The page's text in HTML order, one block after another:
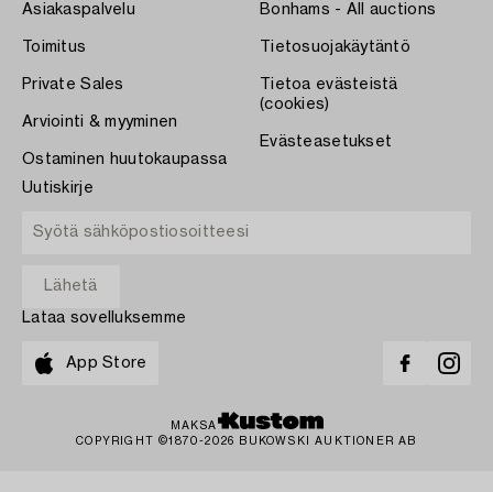
Asiakaspalvelu
Toimitus
Private Sales
Arviointi & myyminen
Ostaminen huutokaupassa
Bonhams - All auctions
Tietosuojakäytäntö
Tietoa evästeistä
(cookies)
Evästeasetukset
Uutiskirje
Lataa sovelluksemme
App Store
MAKSA
COPYRIGHT ©1870-2026 BUKOWSKI AUKTIONER AB